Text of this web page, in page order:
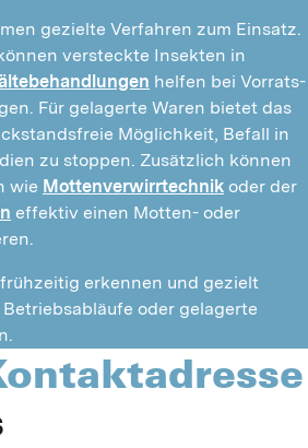
versteckte Insekten in
helfen bei Vorrats-
Möglichkeit, Befall in
zu stoppen. Zusätzlich können
wie Mottenverwirrtechnik oder der
effektiv einen Motten- oder
erkennen und gezielt
oder gelagerte